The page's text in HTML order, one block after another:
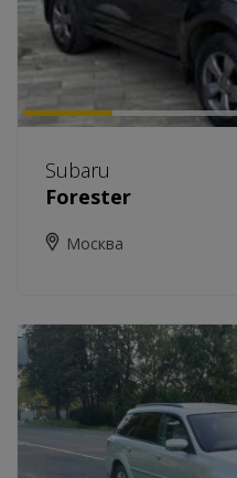
Subaru
Forester
Москва